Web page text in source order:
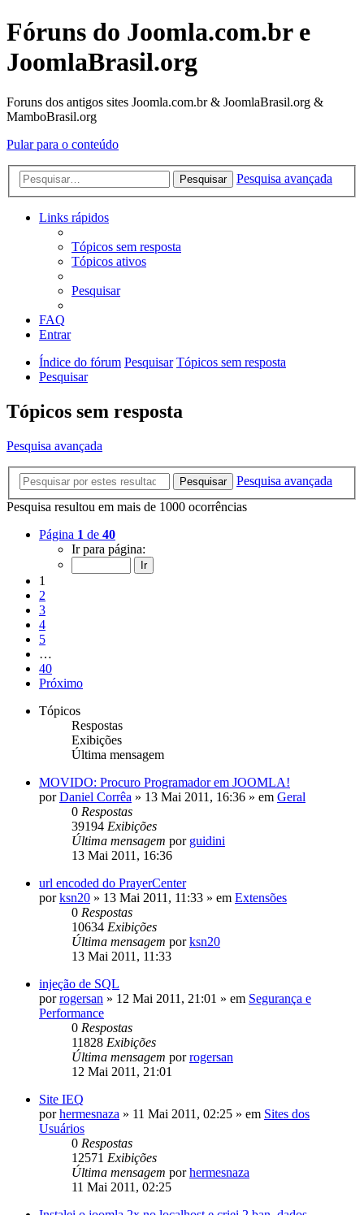
Fóruns do Joomla.com.br e
JoomlaBrasil.org
Foruns dos antigos sites Joomla.com.br & JoomlaBrasil.org &
MamboBrasil.org
Pular para o conteúdo
Pesquisar Pesquisa avançada
Links rápidos
Tópicos sem resposta
Tópicos ativos
Pesquisar
FAQ
Entrar
Índice do fórum Pesquisar Tópicos sem resposta
Pesquisar
Tópicos sem resposta
Pesquisa avançada
Pesquisar
Pesquisa avançada
Pesquisa resultou em mais de 1000 ocorrências
Página 1 de 40
Ir para página:
1
2
3
4
5
…
40
Próximo
Tópicos
Respostas
Exibições
Última mensagem
MOVIDO: Procuro Programador em JOOMLA!
porDaniel Corrêa » 13 Mai 2011, 16:36 » em Geral
0 Respostas
39194 Exibições
Última mensagem por guidini
13 Mai 2011, 16:36
url encoded do PrayerCenter
porksn20 » 13 Mai 2011, 11:33 » em Extensões
0 Respostas
10634 Exibições
Última mensagem porksn20
13 Mai 2011, 11:33
injeção de SQL
porrogersan » 12 Mai 2011, 21:01 » em Segurança e
Performance
0 Respostas
11828 Exibições
Última mensagem porrogersan
12 Mai 2011, 21:01
Site IEQ
porhermesnaza » 11 Mai 2011, 02:25 » em Sites dos
Usuários
0 Respostas
12571 Exibições
Última mensagem porhermesnaza
11 Mai 2011, 02:25